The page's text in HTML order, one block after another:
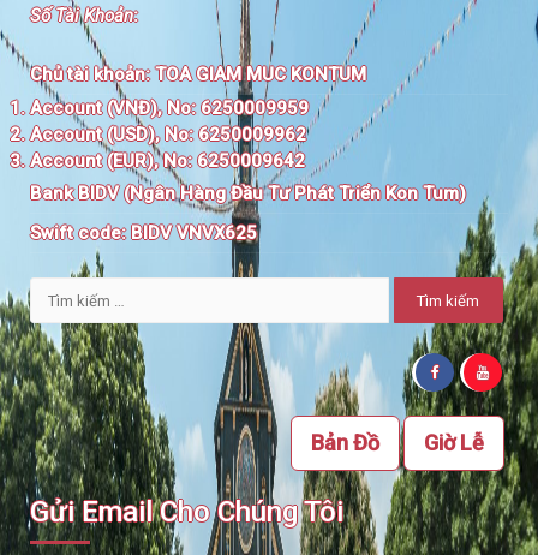
Số Tài Khoản:
Chủ tài khoản:TOA GIAM MUC KONTUM
Account (VNĐ), No: 6250009959
Account (USD), No: 6250009962
Account (EUR), No: 6250009642
Bank BIDV (Ngân Hàng Đầu Tư Phát Triển Kon Tum)
Swift code:BIDV VNVX625
Tìm
kiếm
cho:
Giờ Lễ
Bản Đồ
Gửi Email Cho Chúng Tôi